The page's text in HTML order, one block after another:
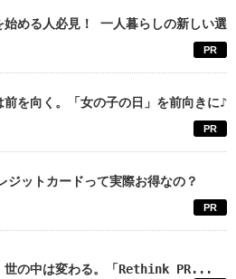
始める人必見！ 一人暮らしの新しい選
PR
前を向く。「女の子の日」を前向きに♪
PR
ジットカードって実際お得なの？
PR
世の中は変わる。「Rethink PR...